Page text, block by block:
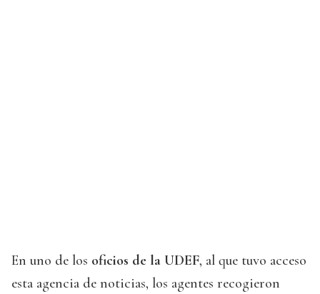
En uno de los oficios de la UDEF, al que tuvo acceso
esta agencia de noticias, los agentes recogieron